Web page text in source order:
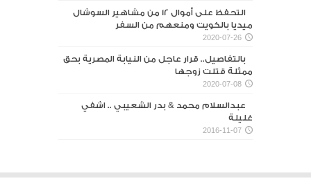
التحفظ على أموال 12 من مشاهير السوشال
ميديا بالكويت ومنعهم من السفر
2020-07-26
بالتفاصيل.. قرار عاجل من النيابة المصرية بحق
ممثلة قتلت زوجها
2020-07-08
عبدالسلام محمد & بدر الشعيبي .. اشفي
غليلة
2016-11-07